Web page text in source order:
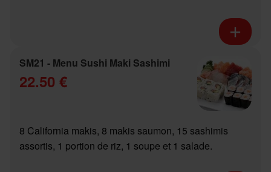
SM21 - Menu Sushi Maki Sashimi
22.50 €
8 California makis, 8 makis saumon, 15 sashimis
assortis, 1 portion de riz, 1 soupe et 1 salade.